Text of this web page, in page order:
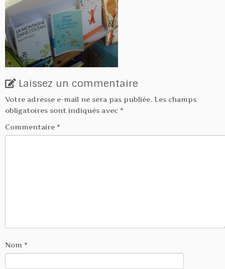
Laissez un commentaire
Votre adresse e-mail ne sera pas publiée. Les champs
obligatoires sont indiqués avec *
Commentaire *
Nom *